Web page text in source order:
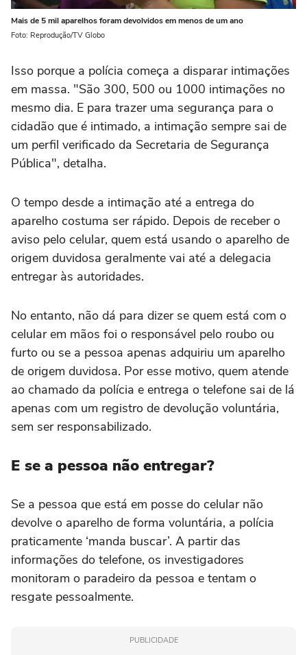
Mais de 5 mil aparelhos foram devolvidos em menos de um ano
Foto: Reprodução/TV Globo
Isso porque a polícia começa a disparar intimações
em massa. "São 300, 500 ou 1000 intimações no
mesmo dia. E para trazer uma segurança para o
cidadão que é intimado, a intimação sempre sai de
um perfil verificado da Secretaria de Segurança
Pública", detalha.
O tempo desde a intimação até a entrega do
aparelho costuma ser rápido. Depois de receber o
aviso pelo celular, quem está usando o aparelho de
origem duvidosa geralmente vai até a delegacia
entregar às autoridades.
No entanto, não dá para dizer se quem está com o
celular em mãos foi o responsável pelo roubo ou
furto ou se a pessoa apenas adquiriu um aparelho
de origem duvidosa. Por esse motivo, quem atende
ao chamado da polícia e entrega o telefone sai de lá
apenas com um registro de devolução voluntária,
sem ser responsabilizado.
E se a pessoa não entregar?
Se a pessoa que está em posse do celular não
devolve o aparelho de forma voluntária, a polícia
praticamente ‘manda buscar’. A partir das
informações do telefone, os investigadores
monitoram o paradeiro da pessoa e tentam o
resgate pessoalmente.
PUBLICIDADE